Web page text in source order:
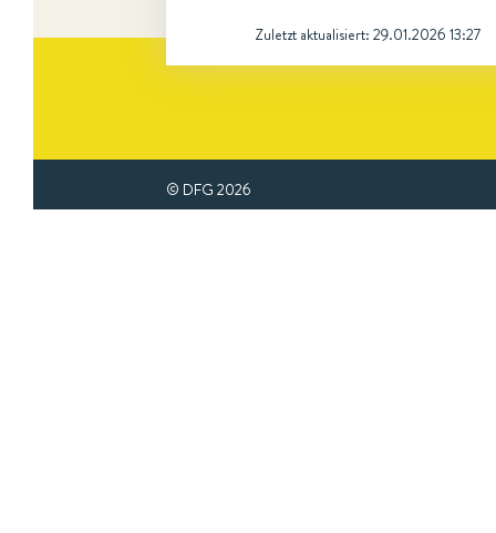
Zuletzt aktualisiert: 29.01.2026 13:27
© DFG 2026